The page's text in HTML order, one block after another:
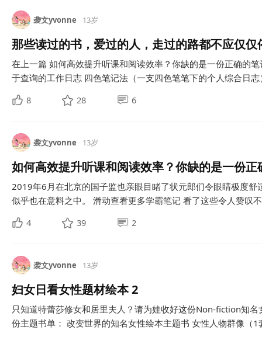
袭文yvonne 13岁
那些读过的书，爱过的人，走过的路都不应仅
在上一篇 如何高效提升听课和阅读效率？你缺的是一份正确的
于查询的工作日志 四色笔记法（一支四色笔笔下的个人综合日
8
28 6
袭文yvonne 13岁
如何高效提升听课和阅读效率？你缺的是一份正
2019年6月在北京的国子监也亲眼目睹了状元郎们令眼睛极度
似乎也在意料之中。 滑动查看更多学霸笔记 看了这些令人赞叹
4
39 2
袭文yvonne 13岁
妇女日看女性题材绘本 2
只知道特蕾莎修女和居里夫人？请为娃收好这份Non-fiction知
份主题书单： 改变世界的知名女性绘本主题书 女性人物群像（